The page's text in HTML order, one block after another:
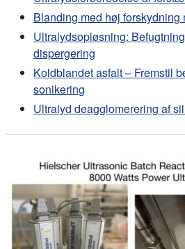
Blanding med høj forskydning
Ultralydsopløsning:
dispergering
Koldblandet asfalt – Fremstil
sonikering
Ultralyd deagglomerering af